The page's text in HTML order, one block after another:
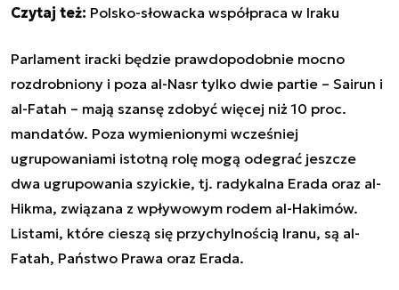
Czytaj też: Polsko-słowacka współpraca w Iraku
Parlament iracki będzie prawdopodobnie mocno
rozdrobniony i poza al-Nasr tylko dwie partie – Sairun i
al-Fatah – mają szansę zdobyć więcej niż 10 proc.
mandatów. Poza wymienionymi wcześniej
ugrupowaniami istotną rolę mogą odegrać jeszcze
dwa ugrupowania szyickie, tj. radykalna Erada oraz al-
Hikma, związana z wpływowym rodem al-Hakimów.
Listami, które cieszą się przychylnością Iranu, są al-
Fatah, Państwo Prawa oraz Erada.